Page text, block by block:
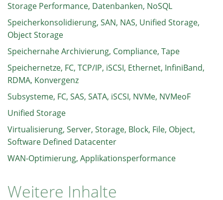
Storage Performance, Datenbanken, NoSQL
Speicherkonsolidierung, SAN, NAS, Unified Storage,
Object Storage
Speichernahe Archivierung, Compliance, Tape
Speichernetze, FC, TCP/IP, iSCSI, Ethernet, InfiniBand,
RDMA, Konvergenz
Subsysteme, FC, SAS, SATA, iSCSI, NVMe, NVMeoF
Unified Storage
Virtualisierung, Server, Storage, Block, File, Object,
Software Defined Datacenter
WAN-Optimierung, Applikationsperformance
Weitere Inhalte